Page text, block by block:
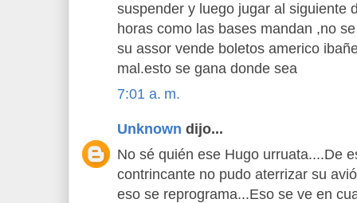
suspender y luego jugar al siguiente
horas como las bases mandan ,no
su assor vende boletos americo
mal.esto se gana donde sea
7:01 a. m.
Unknown dijo...
No sé quién ese Hugo urruata....De
contrincante no pudo aterrizar su
eso se reprograma...Eso se ve en